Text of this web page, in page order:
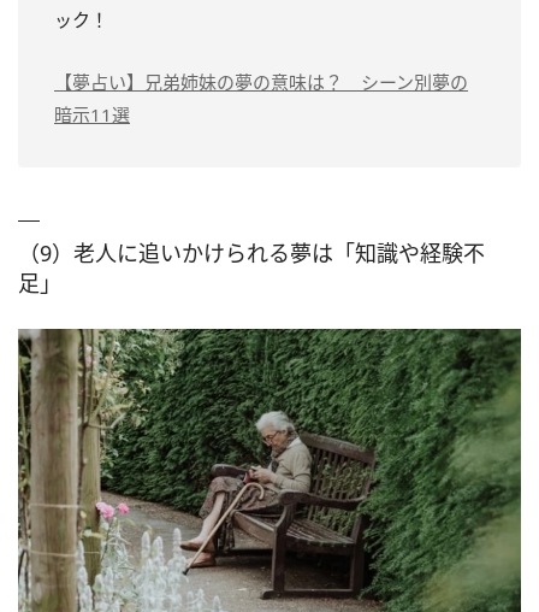
ック！
【夢占い】兄弟姉妹の夢の意味は？ シーン別夢の
暗示11選
（9）老人に追いかけられる夢は「知識や経験不
足」